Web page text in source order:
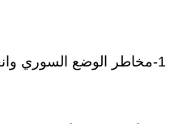
1-مخاطر الوضع السوري وانعكاساته على لبنان